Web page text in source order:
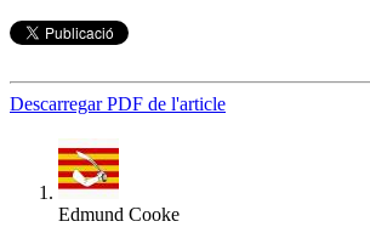
Descarregar PDF de l'article
Edmund Cooke